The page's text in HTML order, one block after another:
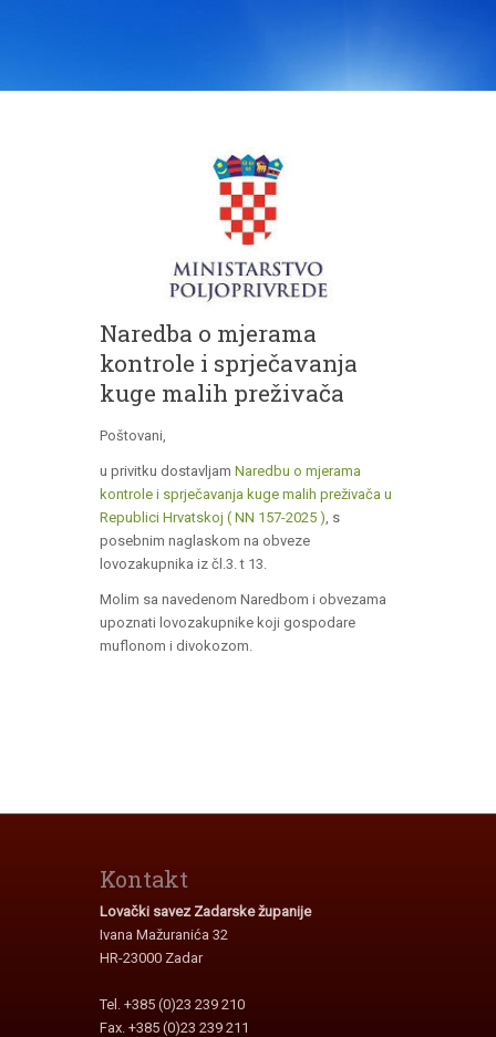
Naredba o mjerama
kontrole i sprječavanja
kuge malih preživača
Poštovani,
u privitku dostavljam Naredbu o mjerama
kontrole i sprječavanja kuge malih preživača u
Republici Hrvatskoj ( NN 157-2025 ) , s
posebnim naglaskom na obveze
lovozakupnika iz čl.3. t 13.
Molim sa navedenom Naredbom i obvezama
upoznati lovozakupnike koji gospodare
muflonom i divokozom.
Kontakt
Lovački savez Zadarske županije
Ivana Mažuranića 32
HR-23000 Zadar
Tel. +385 (0)23 239 210
Fax. +385 (0)23 239 211